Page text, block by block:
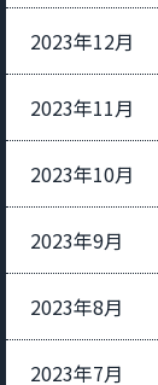
2023年12月
2023年11月
2023年10月
2023年9月
2023年8月
2023年7月